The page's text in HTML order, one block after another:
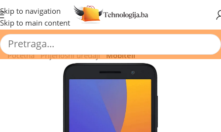
Skip to navigation
Skip to main content
🔥 Pogledajte aktuelne akcije 🔥
Početna/ Prijenosni uređaji/ Mobiteli